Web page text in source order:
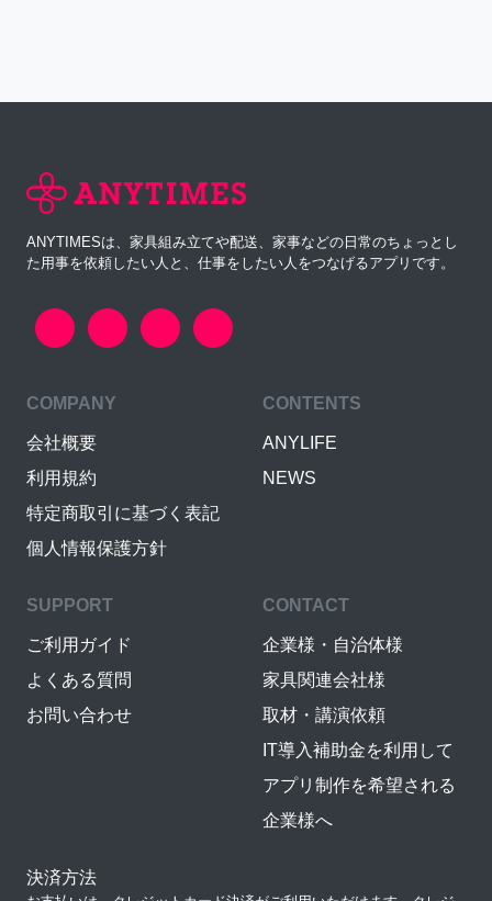
ANYTIMESは、家具組み立てや配送、家事などの日常のちょっとし
た用事を依頼したい人と、仕事をしたい人をつなげるアプリです。
COMPANY
会社概要
利用規約
特定商取引に基づく表記
個人情報保護方針
CONTENTS
ANYLIFE
NEWS
SUPPORT
ご利用ガイド
よくある質問
お問い合わせ
CONTACT
企業様・自治体様
家具関連会社様
取材・講演依頼
IT導入補助金を利用して
アプリ制作を希望される
企業様へ
決済方法